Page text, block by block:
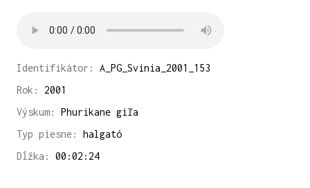
Identifikátor:
A_PG_Svinia_2001_153
Rok:
2001
Výskum:
Phurikane giľa
Typ piesne:
halgató
Dĺžka:
00:02:24